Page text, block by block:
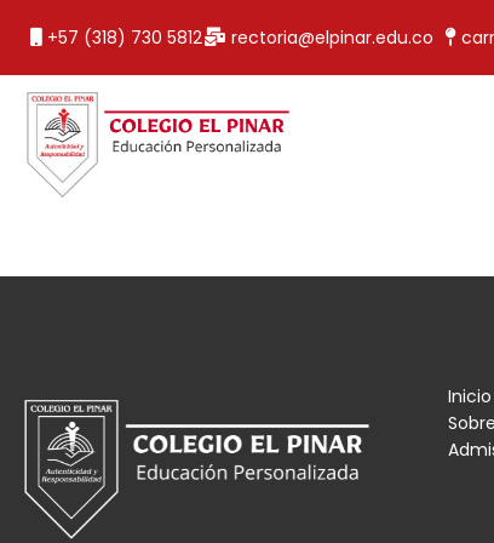
+57 (318) 730 5812 rectoria@elpinar.edu.co
Inicio